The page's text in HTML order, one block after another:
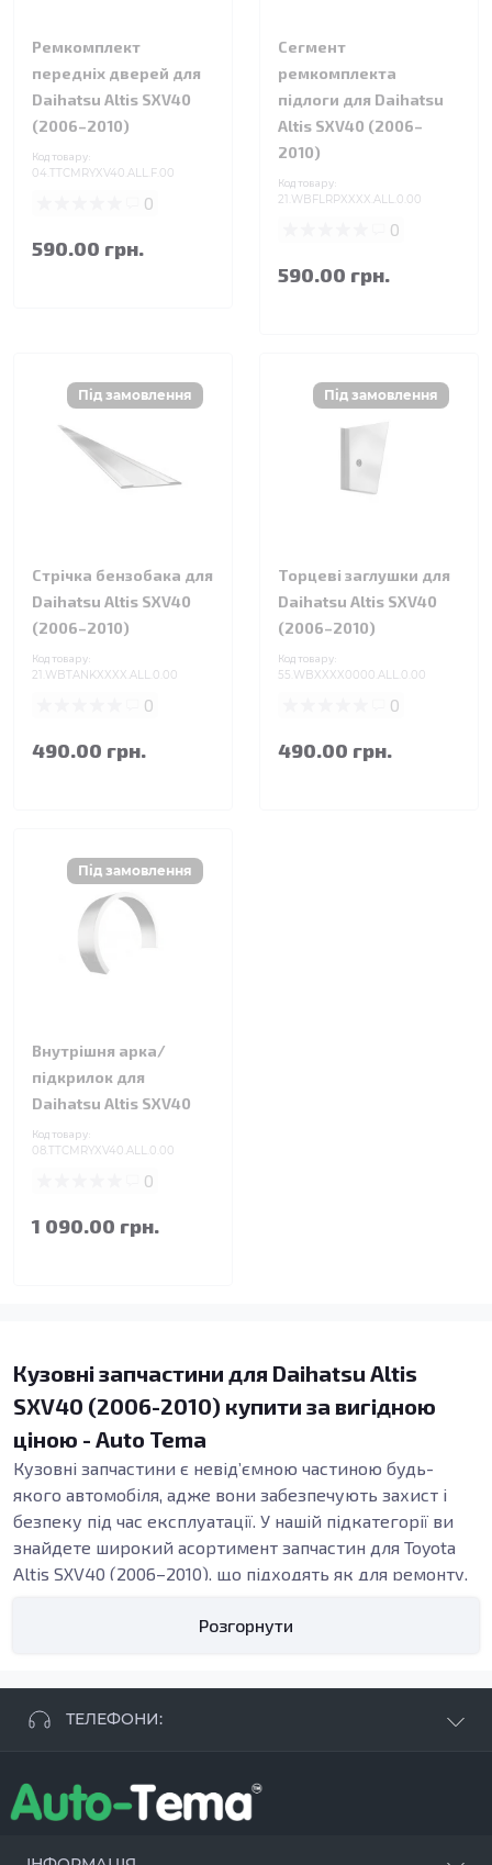
Ремкомплект
передніх дверей для
Daihatsu Altis SXV40
(2006–2010)
Код товару:
04.TTCMRYXV40.ALL.F.00
0
590.00 грн.
Сегмент
ремкомплекта
підлоги для Daihatsu
Altis SXV40 (2006–
2010)
Код товару:
21.WBFLRPXXXX.ALL.0.00
0
590.00 грн.
Стрічка бензобака для
Daihatsu Altis SXV40
(2006–2010)
Код товару:
21.WBTANKXXXX.ALL.0.00
0
490.00 грн.
Торцеві заглушки для
Daihatsu Altis SXV40
(2006–2010)
Код товару:
55.WBXXXX0000.ALL.0.00
0
490.00 грн.
Внутрішня арка/
підкрилок для
Daihatsu Altis SXV40
Код товару:
08.TTCMRYXV40.ALL.0.00
0
1 090.00 грн.
Кузовні запчастини для Daihatsu Altis
SXV40 (2006-2010) купити за вигідною
ціною - Auto Tema
Кузовні запчастини є невід’ємною частиною будь-
якого автомобіля, адже вони забезпечують захист і
безпеку під час експлуатації. У нашій підкатегорії ви
знайдете широкий асортимент запчастин для Toyota
Altis SXV40 (2006–2010), що підходять як для ремонту,
кузова. У нас представлені різноманітні деталі – від
Види кузовних запчастин
автомобіля. Пороги, наприклад, забезпечують
додаткову жорсткість кузова, що є критично
Розгорнути
ТЕЛЕФОНИ:
+38 096 250 84 38
+38 099 657 61 50